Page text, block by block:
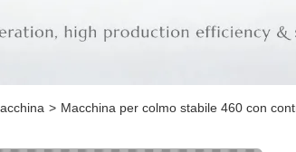
> Macchina per colmo stabile 460 con